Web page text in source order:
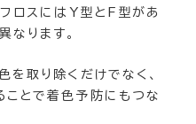
フロスにはY型とF型があ
なります。
を取り除くだけでなく、
とで着色予防にもつな